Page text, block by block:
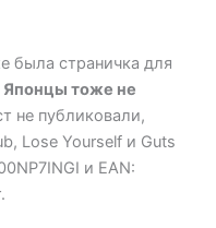
была страничка для
Японцы тоже не
не публиковали,
Lose Yourself и Guts
и EAN: